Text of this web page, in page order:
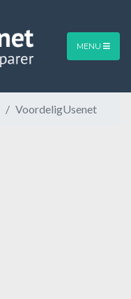
MENU
VoordeligUsenet